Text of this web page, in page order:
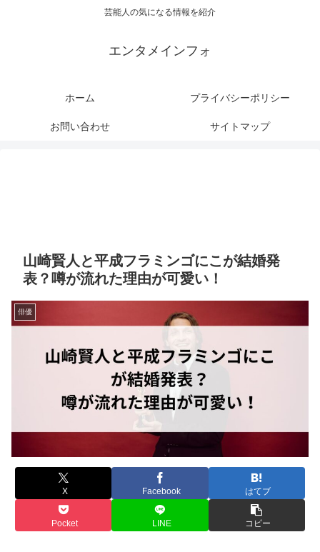
芸能人の気になる情報を紹介
エンタメインフォ
ホーム プライバシーポリシー
お問い合わせ サイトマップ
山崎賢人と平成フラミンゴにこが結婚発
表？噂が流れた理由が可愛い！
俳優
X Facebook はてブ
Pocket LINE コピー